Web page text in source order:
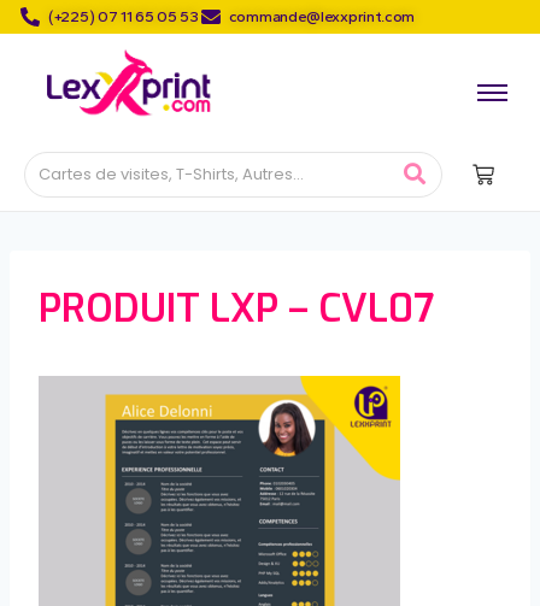
(+225) 07 11 65 05 53 commande@lexxprint.com
PRODUIT LXP – CVL07